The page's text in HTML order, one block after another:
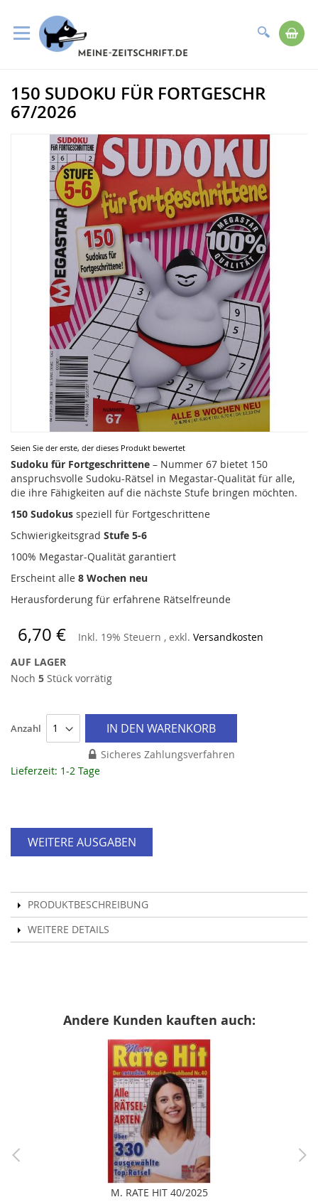
Suche
zum
Inhalt
Seien Sie der erste, der dieses Produkt bewertet
Sudoku für Fortgeschrittene – Nummer 67 bietet 150
anspruchsvolle Sudoku-Rätsel in Megastar-Qualität für alle,
die ihre Fähigkeiten auf die nächste Stufe bringen möchten.
150 Sudokus speziell für Fortgeschrittene
Schwierigkeitsgrad Stufe 5-6
100% Megastar-Qualität garantiert
Erscheint alle 8 Wochen neu
Herausforderung für erfahrene Rätselfreunde
6,70 € Inkl. 19% Steuern , exkl. Versandkosten
AUF LAGER
Noch 5 Stück vorrätig
Anzahl IN DEN WARENKORB
Sicheres Zahlungsverfahren
Lieferzeit: 1-2 Tage
WEITERE AUSGABEN
PRODUKTBESCHREIBUNG
WEITERE DETAILS
Zum
Ende
der
Bildergalerie
springen
150 SUDOKU FÜR FORTGESCHR
67/2026
Zum
Anfang
der
Bildergalerie
Andere Kunden kauften auch:
M. RATE HIT 40/2025